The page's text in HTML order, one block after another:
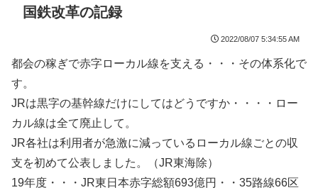
国鉄改革の記録
2022/08/07 5:34:55 AM
都会の稼ぎで赤字ローカル線を支える・・・その体系化で
す。
JRは黒字の基幹線だけにしてはどうですか・・・・ロー
カル線は全て廃止して。
JR各社は利用者が急激に減っているローカル線ごとの収
支を初めて公表しました。（JR東海除）
19年度・・・JR東日本赤字総額693億円・・35路線66区